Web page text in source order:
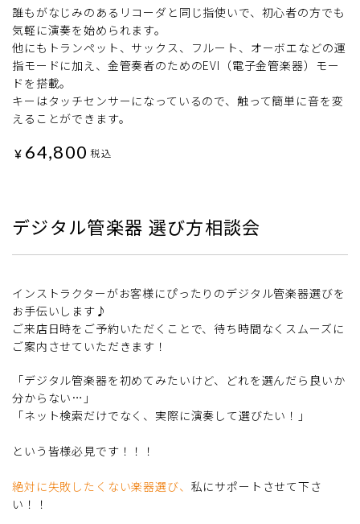
誰もがなじみのあるリコーダと同じ指使いで、初心者の方でも
気軽に演奏を始められます。
他にもトランペット、サックス、フルート、オーボエなどの運
指モードに加え、金管奏者のためのEVI（電子金管楽器）モー
ドを搭載。
キーはタッチセンサーになっているので、触って簡単に音を変
えることができます。
¥ 64,800 税込
デジタル管楽器 選び方相談会
インストラクターがお客様にぴったりのデジタル管楽器選びを
お手伝いします♪
ご来店日時をご予約いただくことで、待ち時間なくスムーズに
ご案内させていただきます！
「デジタル管楽器を初めてみたいけど、どれを選んだら良いか
分からない…」
「ネット検索だけでなく、実際に演奏して選びたい！」
という皆様必見です！！！
絶対に失敗したくない楽器選び、 私にサポートさせて下さ
い！！